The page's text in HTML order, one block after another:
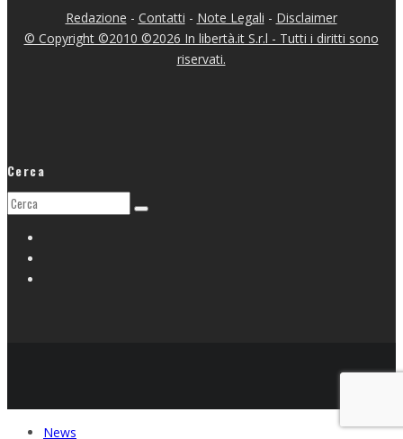
Redazione - Contatti - Note Legali - Disclaimer
© Copyright ©2010 ©2026 In libertà.it S.r.l - Tutti i diritti sono
riservati.
Cerca
News